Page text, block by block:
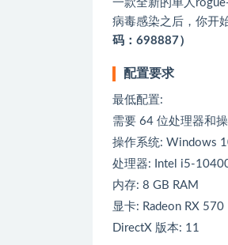
一款全新的单人
病毒感染之后，你开
码：698887）
配置要求
最低配置:
需要 64 位处理器和
操作系统: Windows
处理器: Intel i5-
内存: 8 GB RAM
显卡: Radeon RX 570
DirectX 版本: 11